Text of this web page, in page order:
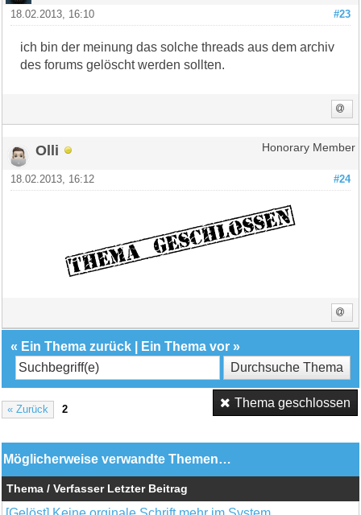
#23
18.02.2013, 16:10
ich bin der meinung das solche threads aus dem archiv
des forums gelöscht werden sollten.
Olli Honorary Member
#24
18.02.2013, 16:12
« Ein Thema zurück Ein Thema vor »
« Zurück 2 Thema geschlossen
Möglicherweise verwandte Themen…
Thema / Verfasser Letzter Beitrag